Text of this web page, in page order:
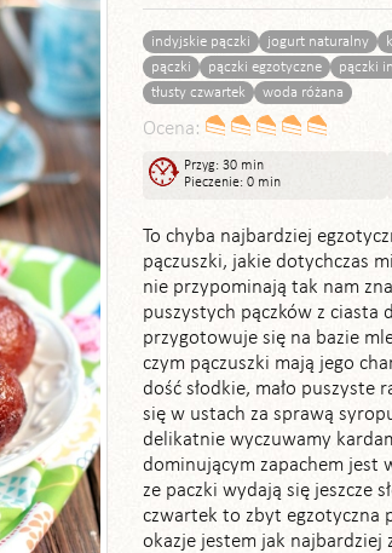
indyjskie pączki jogurt naturalny
pączki
pączki egzotyczne pączki
tłusty czwartek
woda różana
Ocena:
Przyg: 30 min
Pieczenie: 0 min
To chyba najbardziej
pączuszki, jakie dotychczas
nie przypominają tak nam
puszystych pączków z ciasta
przygotowuje się na bazie
czym pączuszki mają jego
dość słodkie, mało puszyste
się w ustach za sprawą
delikatnie wyczuwamy
dominującym zapachem jest
ze paczki wydają się jeszcze
czwartek to zbyt egzotyczna
okazje jestem jak najbardziej